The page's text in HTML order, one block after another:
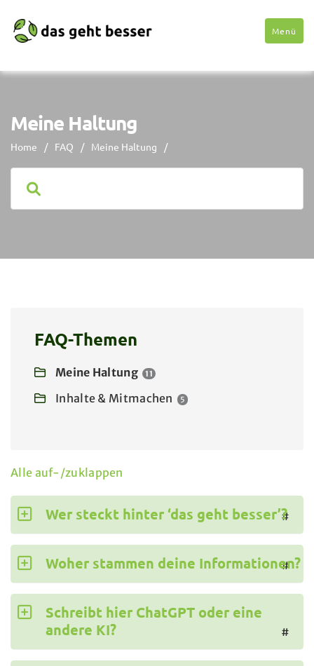
Menü
Meine Haltung
Home / FAQ / Meine Haltung /
FAQ-Themen
Meine Haltung 11
Inhalte & Mitmachen 5
Alle auf-/zuklappen
Wer steckt hinter ‘das geht besser’?
#
Woher stammen deine Informationen?
#
Schreibt hier ChatGPT oder eine
andere KI?
#